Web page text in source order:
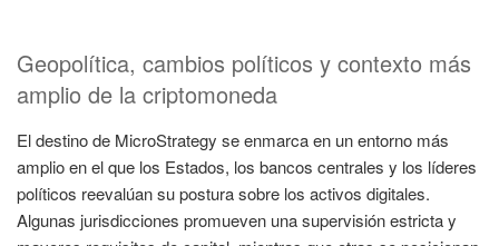
Geopolítica, cambios políticos y contexto más
amplio de la criptomoneda
El destino de MicroStrategy se enmarca en un entorno más
amplio en el que los Estados, los bancos centrales y los líderes
políticos reevalúan su postura sobre los activos digitales.
Algunas jurisdicciones promueven una supervisión estricta y